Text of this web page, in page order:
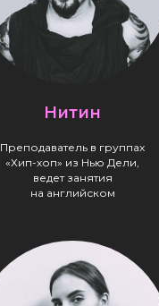
Нитин
Преподаватель в группах
«Хип-хоп» из Нью Дели,
ведет занятия
на английском